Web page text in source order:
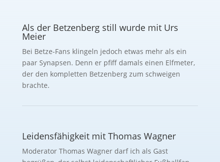
Als der Betzenberg still wurde mit Urs
Meier
Bei Betze-Fans klingeln jedoch etwas mehr als ein
paar Synapsen. Denn er pfiff damals einen Elfmeter,
der den kompletten Betzenberg zum schweigen
brachte.
Leidensfähigkeit mit Thomas Wagner
Moderator Thomas Wagner darf ich als Gast